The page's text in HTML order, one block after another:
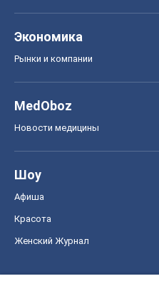
Экономика
Рынки и компании
MedOboz
Новости медицины
Шоу
Афиша
Красота
Женский Журнал